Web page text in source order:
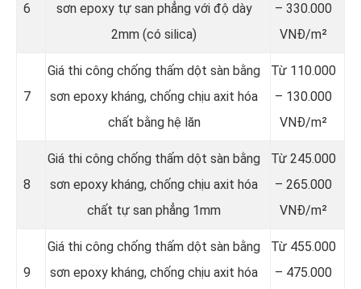
6
sơn epoxy tự san phẳng với độ dày
2mm (có silica)
– 330.000
VNĐ/m²
7
Giá thi công chống thấm dột sàn bằng
sơn epoxy kháng, chống chịu axit hóa
chất bằng hệ lăn
Từ 110.000
– 130.000
VNĐ/m²
8
Giá thi công chống thấm dột sàn bằng
sơn epoxy kháng, chống chịu axit hóa
chất tự san phẳng 1mm
Từ 245.000
– 265.000
VNĐ/m²
9
Giá thi công chống thấm dột sàn bằng
sơn epoxy kháng, chống chịu axit hóa
Từ 455.000
– 475.000